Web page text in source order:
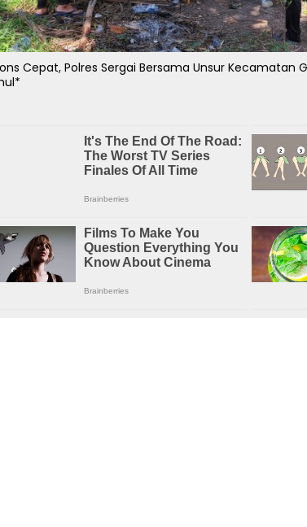
Cepat, Polres Sergai Bersama Unsur Kecamatan